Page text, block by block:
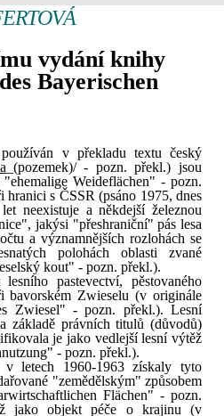
vydání knihy
Bayerischen
v překladu textu český
_(pozemek)/ - pozn. překl.) jsou
Weideflächen" - pozn.
s ČSSR (psáno 1975, dnes
neexistuje a někdejší železnou
jakýsi "přeshraniční" pás lesa
a významnějších rozlohách se
polohách oblasti zvané
kout" - pozn. překl.).
pastevectví, pěstovaného
bavorském Zwieselu (v originále
Zwiesel" - pozn. překl.). Lesní
základě právních titulů (důvodů)
je jako vedlejší lesní výtěž
- pozn. překl.).
letech 1960-1963 získaly tyto
"zemědělským" způsobem
Flächen" - pozn.
jako objekt péče o krajinu (v